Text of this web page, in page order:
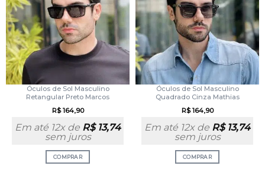
Óculos de Sol Masculino
Retangular Preto Marcos
R$164,90
Em até 12x de R$13,74
sem juros
COMPRAR
Óculos de Sol Masculino
Quadrado Cinza Mathias
R$164,90
Em até 12x de R$13,74
sem juros
COMPRAR